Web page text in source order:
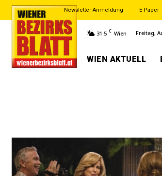
Newsletter-Anmeldung E-Paper
31.5 C Wien Freitag,
WIEN AKTUELL